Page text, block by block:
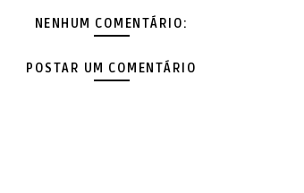
NENHUM COMENTÁRIO:
POSTAR UM COMENTÁRIO